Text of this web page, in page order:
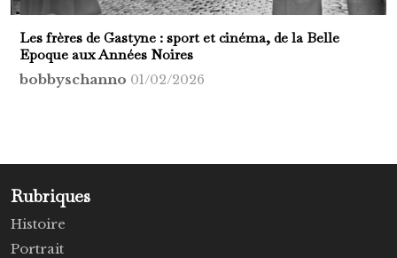
Les frères de Gastyne : sport et cinéma, de la Belle
Epoque aux Années Noires
bobbyschanno 01/02/2026
Rubriques
Histoire
Portrait